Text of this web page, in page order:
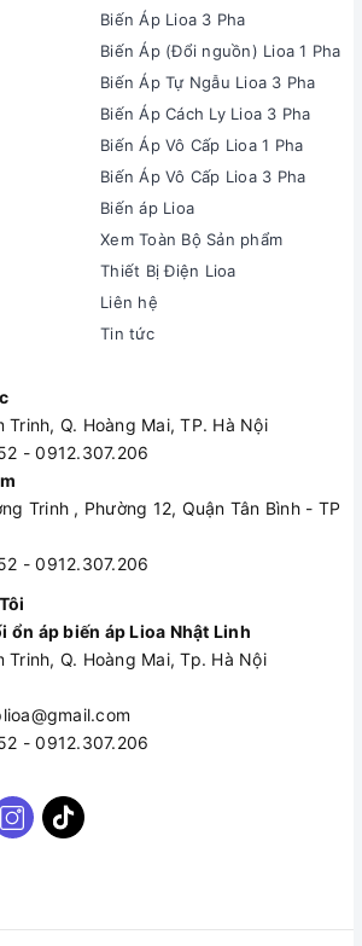
Biến Áp Lioa 3 Pha
Biến Áp (Đổi nguồn) Lioa 1 Pha
Biến Áp Tự Ngẫu Lioa 3 Pha
Biến Áp Cách Ly Lioa 3 Pha
Biến Áp Vô Cấp Lioa 1 Pha
Biến Áp Vô Cấp Lioa 3 Pha
Biến áp Lioa
Xem Toàn Bộ Sản phẩm
Thiết Bị Điện Lioa
Liên hệ
Tin tức
Trinh, Q. Hoàng Mai, TP. Hà Nội
- 0912.307.206
Trinh , Phường 12, Quận Tân Bình - TP
- 0912.307.206
ổn áp biến áp Lioa Nhật Linh
Trinh, Q. Hoàng Mai, Tp. Hà Nội
- 0912.307.206